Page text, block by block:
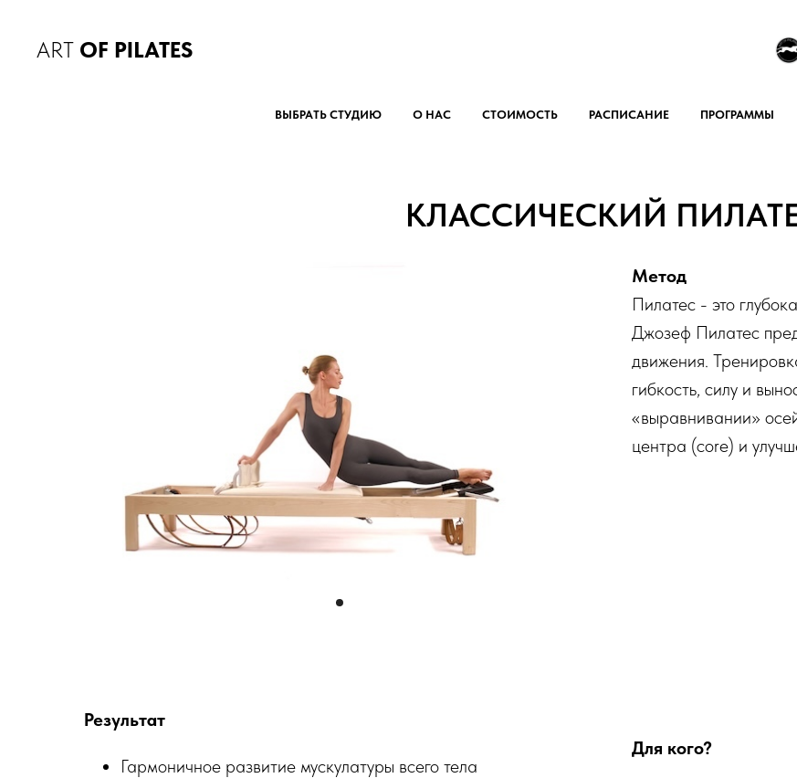
ART OF PILATES
ВЫБРАТЬ СТУДИЮ О НАС СТОИМОСТЬ РАСПИСАНИЕ ПРОГРАММЫ
КЛАССИЧЕСКИЙ
Метод
Пилатес - это
Джозеф Пилатес
движения.
гибкость, силу и
«выравнивании»
центра (core) и
Результат
Гармоничное развитие мускулатуры всего тела
Для кого?